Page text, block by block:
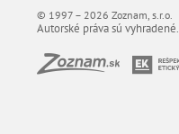
© 1997 – 2026 Zoznam, s.r.o.
Autorské práva sú vyhradené.